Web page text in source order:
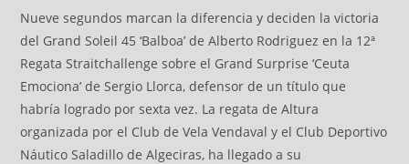
Nueve segundos marcan la diferencia y deciden la victoria
del Grand Soleil 45 ‘Balboa’ de Alberto Rodriguez en la 12ª
Regata Straitchallenge sobre el Grand Surprise ‘Ceuta
Emociona’ de Sergio Llorca, defensor de un título que
habría logrado por sexta vez. La regata de Altura
organizada por el Club de Vela Vendaval y el Club Deportivo
Náutico Saladillo de Algeciras, ha llegado a su